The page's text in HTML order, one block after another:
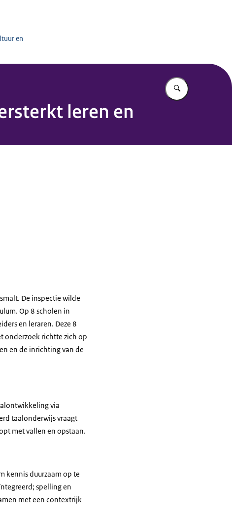
en
Vul in wat u
leren en
De inspectie wilde
Op 8 scholen in
en leraren. Deze 8
onderzoek richtte zich op
en de inrichting van de
via
taalonderwijs vraagt
met vallen en opstaan.
kennis duurzaam op te
spelling en
met een contextrijk